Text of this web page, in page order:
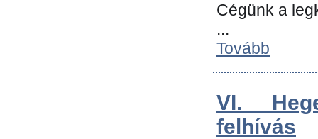
Cégünk a
...
Tovább
VI.
felhívás